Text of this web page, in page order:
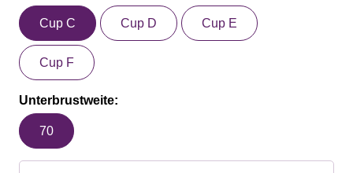
Cup C Cup D Cup E
Cup F
Unterbrustweite:
70